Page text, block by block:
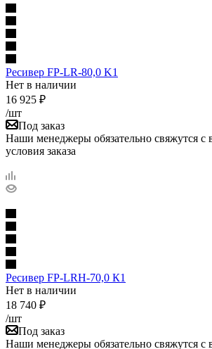
Ресивер FP-LR-80,0 K1
Нет в наличии
16 925 ₽
/шт
Под заказ
Наши менеджеры обязательно свяжутся с
условия заказа
Ресивер FP-LRH-70,0 К1
Нет в наличии
18 740 ₽
/шт
Под заказ
Наши менеджеры обязательно свяжутся с